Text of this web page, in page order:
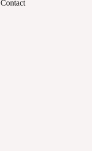
Contact